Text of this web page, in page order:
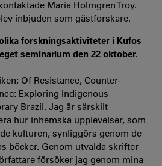
Maria Holmgren Troy.
inbjuden som gästforskare.
forskningsaktiviteter i Kufos
seminarium den 22 oktober.
Of Resistance, Counter-
Exploring Indigenous
Brazil. Jag är särskilt
hur inhemska upplevelser, som
kulturen, synliggörs genom de
böcker. Genom utvalda skrifter
försöker jag genom mina